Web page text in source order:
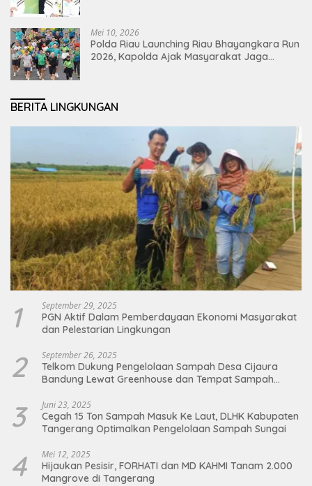
Mei 10, 2026
Polda Riau Launching Riau Bhayangkara Run
2026, Kapolda Ajak Masyarakat Jaga
BERITA LINGKUNGAN
1 September 29, 2025
PGN Aktif Dalam Pemberdayaan Ekonomi Masyarakat
dan Pelestarian Lingkungan
2 September 26, 2025
Telkom Dukung Pengelolaan Sampah Desa Cijaura
Bandung Lewat Greenhouse dan Tempat Sampah
3 Juni 23, 2025
Cegah 15 Ton Sampah Masuk Ke Laut, DLHK Kabupaten
Tangerang Optimalkan Pengelolaan Sampah Sungai
4 Mei 12, 2025
Hijaukan Pesisir, FORHATI dan MD KAHMI Tanam 2.000
Mangrove di Tangerang